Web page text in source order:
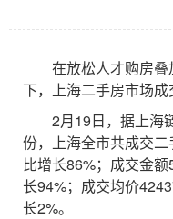
在放松人才购房叠
下，上海二手房市场成
2月19日，据上海
份，上海全市共成交
比增长86%；成交金
长94%；成交均价
长2%。